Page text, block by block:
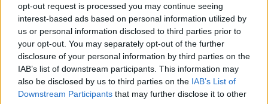
opt-out request is processed you may continue seeing
interest-based ads based on personal information utilized by
us or personal information disclosed to third parties prior to
your opt-out. You may separately opt-out of the further
disclosure of your personal information by third parties on the
IAB’s list of downstream participants. This information may
also be disclosed by us to third parties on the IAB’s List of
Downstream Participants that may further disclose it to other